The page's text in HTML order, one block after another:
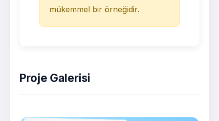
mükemmel bir örneğidir.
Proje Galerisi